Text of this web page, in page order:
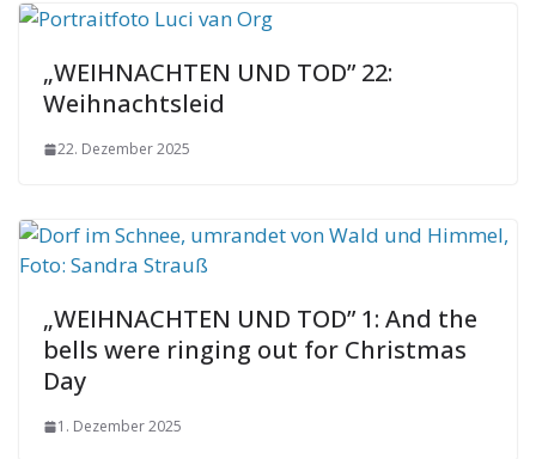
„WEIHNACHTEN UND TOD” 22:
Weihnachtsleid
22. Dezember 2025
„WEIHNACHTEN UND TOD” 1: And the
bells were ringing out for Christmas
Day
1. Dezember 2025